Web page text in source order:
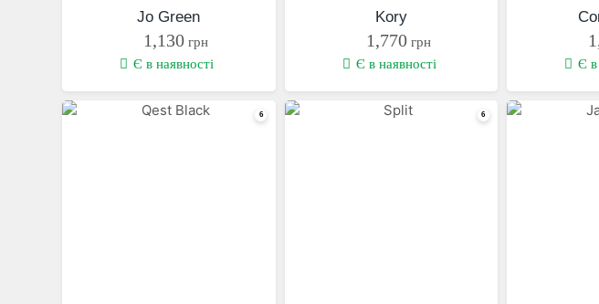
Jo Green
1,130 грн
Є в наявності
Kory
1,770грн
Є в наявності
Є в